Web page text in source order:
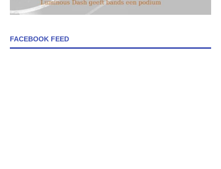
FACEBOOK FEED